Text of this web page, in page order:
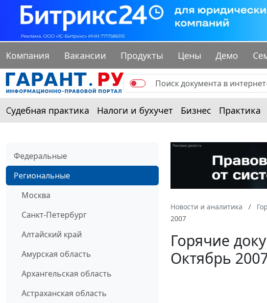
Компания Вакансии Продукты Цены Демо
Судебная практика Налоги и бухучет Бизнес Практика
Федеральные
Региональные
Москва
Санкт-Петербург
Алтайский край
Амурская область
Архангельская область
Астраханская область
Новости и аналитика
2007
Горячие
Октябрь